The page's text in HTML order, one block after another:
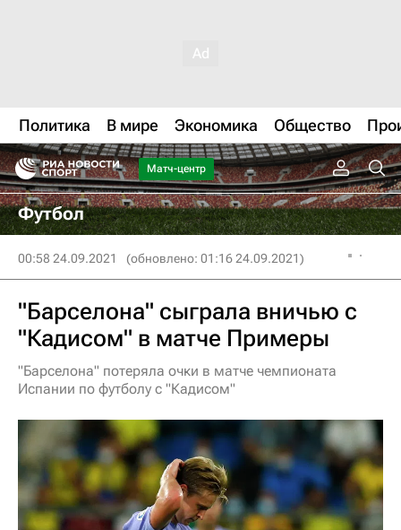
Политика В мире Экономика Общество
Матч-центр
Футбол
00:58 24.09.2021 (обновлено: 01:16 24.09.2021)
"Барселона" сыграла вничью с
"Кадисом" в матче Примеры
"Барселона" потеряла очки в матче чемпионата
Испании по футболу с "Кадисом"